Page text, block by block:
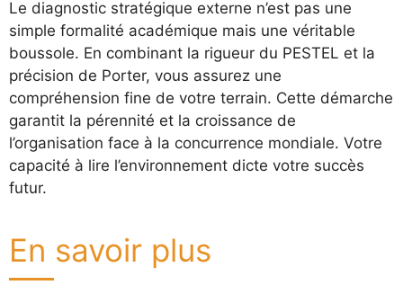
Le diagnostic stratégique externe n’est pas une
simple formalité académique mais une véritable
boussole. En combinant la rigueur du PESTEL et la
précision de Porter, vous assurez une
compréhension fine de votre terrain. Cette démarche
garantit la pérennité et la croissance de
l’organisation face à la concurrence mondiale. Votre
capacité à lire l’environnement dicte votre succès
futur.
En savoir plus